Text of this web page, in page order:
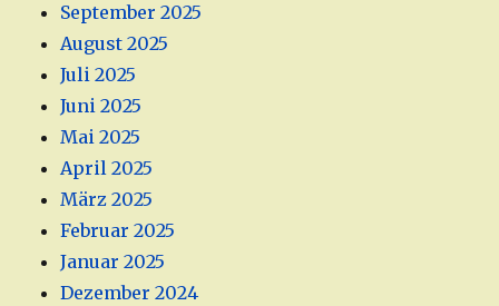
September 2025
August 2025
Juli 2025
Juni 2025
Mai 2025
April 2025
März 2025
Februar 2025
Januar 2025
Dezember 2024